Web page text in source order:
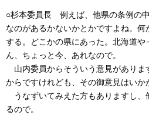
○杉本委員長 例えば、他県の条例の
なのがあるかないかとかですよね。
する。どこかの県にあった。北海道
ん、ちょっと今、あれなので。
山内委員からそういう意見がありま
からですけれども、その御意見はいか
うなずいてみえた方もありますし、
るので。